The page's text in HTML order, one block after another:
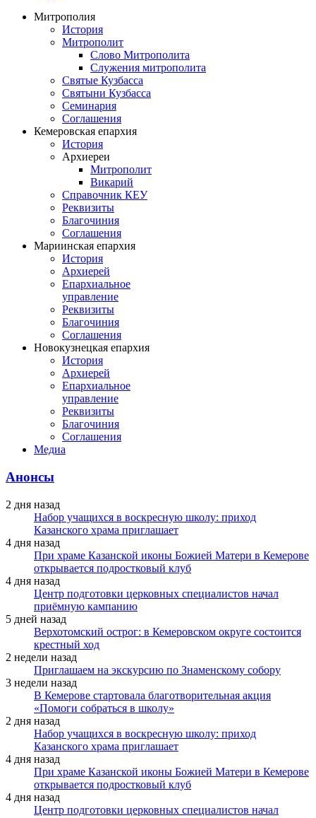
Митрополия
История
Митрополит
Слово Митрополита
Служения митрополита
Святые Кузбасса
Святыни Кузбасса
Семинария
Соглашения
Кемеровская епархия
История
Архиереи
Митрополит
Викарий
Справочник КЕУ
Реквизиты
Благочиния
Соглашения
Мариинская епархия
История
Архиерей
Епархиальное
управление
Реквизиты
Благочиния
Соглашения
Новокузнецкая епархия
История
Архиерей
Епархиальное
управление
Реквизиты
Благочиния
Соглашения
Медиа
Анонсы
2 дня назад
Набор учащихся в воскресную школу: приход
Казанского храма приглашает
4 дня назад
При храме Казанской иконы Божией Матери в Кемерове
открывается подростковый клуб
4 дня назад
Центр подготовки церковных специалистов начал
приёмную кампанию
5 дней назад
Верхотомский острог: в Кемеровском округе состоится
крестный ход
2 недели назад
Приглашаем на экскурсию по Знаменскому собору
3 недели назад
В Кемерове стартовала благотворительная акция
«Помоги собраться в школу»
2 дня назад
Набор учащихся в воскресную школу: приход
Казанского храма приглашает
4 дня назад
При храме Казанской иконы Божией Матери в Кемерове
открывается подростковый клуб
4 дня назад
Центр подготовки церковных специалистов начал